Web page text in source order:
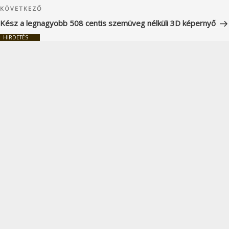
Következő
bejegyzés
KÖVETKEZŐ
Kész a legnagyobb 508 centis szemüveg nélküli 3D képernyő
HIRDETÉS